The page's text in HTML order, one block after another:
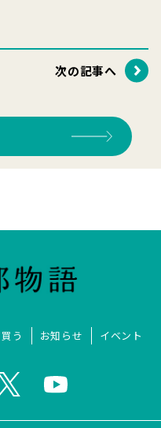
次の記事へ
買う お知らせ イベント